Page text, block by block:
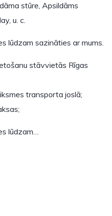
stūre, Apsildāms
u. c.
lūdzam sazināties ar mums.
stāvvietās Rīgas
transporta joslā;
lūdzam…